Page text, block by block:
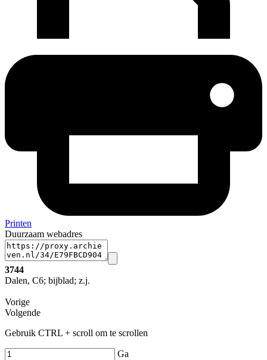
Printen
Duurzaam webadres
3744
Dalen, C6; bijblad; z.j.
Vorige
Volgende
Gebruik CTRL + scroll om te scrollen
Ga